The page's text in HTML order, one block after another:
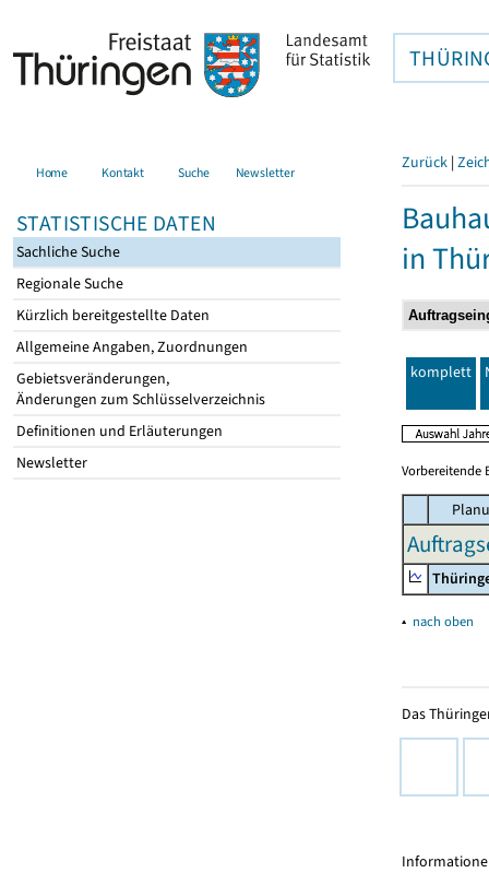
Home Kontakt Suche Newsletter
STATISTISCHE DATEN
Sachliche Suche
Regionale Suche
Kürzlich bereitgestellte Daten
Allgemeine Angaben, Zuordnungen
Gebietsveränderungen,
Änderungen zum Schlüsselverzeichnis
Definitionen und Erläuterungen
Newsletter
Zurück |
in
komplett
Vorbereitende
▴ nach oben
Das